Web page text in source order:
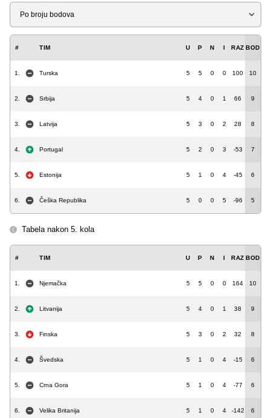
Liga
# TIM U P N I RAZ BOD
1. Turska 5 5 0 0 100 10
2. Srbija 5 4 0 1 66 9
3. Latvija 5 3 0 2 28 8
4. Portugal 5 2 0 3 -53 7
5. Estonija 5 1 0 4 -45 6
6. Češka Republika 5 0 0 5 -96 5
Tabela nakon 5. kola
# TIM U P N I RAZ BOD
1. Njemačka 5 5 0 0 164 10
2. Litvanija 5 4 0 1 38 9
3. Finska 5 3 0 2 32 8
4. Švedska 5 1 0 4 -15 6
5. Crna Gora 5 1 0 4 -77 6
6. Velika Britanija 5 1 0 4 -142 6